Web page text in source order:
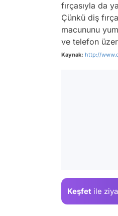
fırçasıyla da
Çünkü diş
macununu
ve telefon
Kaynak: http://
Keşfet ile